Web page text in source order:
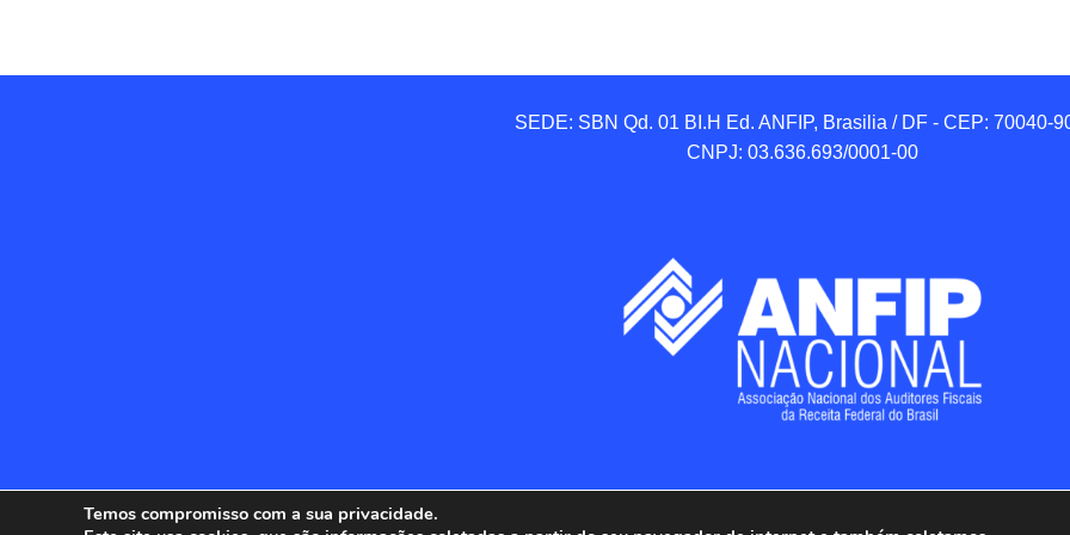
SEDE: SBN Qd. 01 BI.H Ed. ANFIP, Brasilia / DF - CEP: 70040-
CNPJ: 03.636.693/0001-00
Temos compromisso com a sua privacidade.